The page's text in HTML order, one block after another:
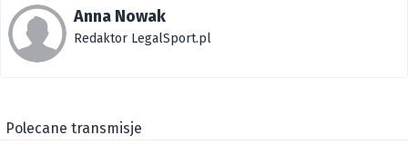
Anna Nowak
Redaktor LegalSport.pl
Polecane transmisje